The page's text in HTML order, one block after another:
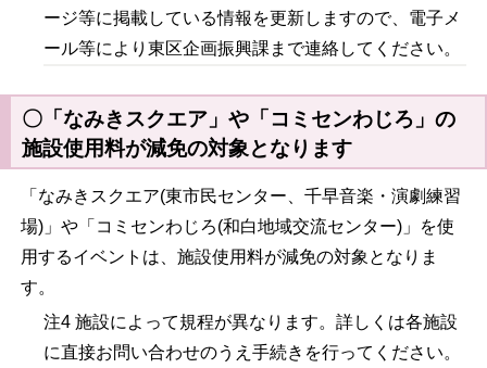
ージ等に掲載している情報を更新しますので、電子メ
ール等により東区企画振興課まで連絡してください。
〇「なみきスクエア」や「コミセンわじろ」の
施設使用料が減免の対象となります
「なみきスクエア(東市民センター、千早音楽・演劇練習
場)」や「コミセンわじろ(和白地域交流センター)」を使
用するイベントは、施設使用料が減免の対象となりま
す。
注4 施設によって規程が異なります。詳しくは各施設
に直接お問い合わせのうえ手続きを行ってください。